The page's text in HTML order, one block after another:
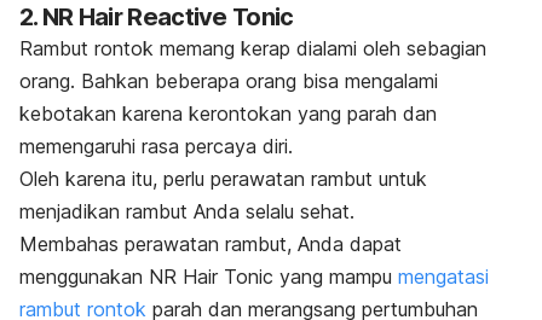
2. NR Hair Reactive Tonic
Rambut rontok memang kerap dialami oleh sebagian
orang. Bahkan beberapa orang bisa mengalami
kebotakan karena kerontokan yang parah dan
memengaruhi rasa percaya diri.
Oleh karena itu, perlu perawatan rambut untuk
menjadikan rambut Anda selalu sehat.
Membahas perawatan rambut, Anda dapat
menggunakan NR Hair Tonic yang mampu mengatasi
rambut rontok parah dan merangsang pertumbuhan